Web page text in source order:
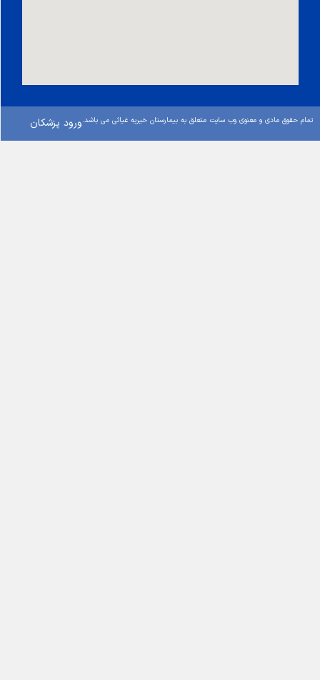
وب سایت متعلق به بیمارستان خیریه غیاثی می باشد.ورود پزشكان